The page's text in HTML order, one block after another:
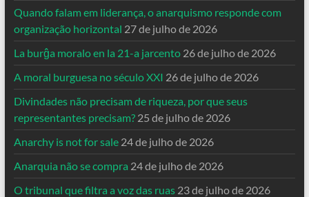
Quando falam em liderança, o anarquismo responde com
organização horizontal 27 de julho de 2026
La burĝa moralo en la 21-a jarcento 26 de julho de 2026
A moral burguesa no século XXI 26 de julho de 2026
Divindades não precisam de riqueza, por que seus
representantes precisam? 25 de julho de 2026
Anarchy is not for sale 24 de julho de 2026
Anarquia não se compra 24 de julho de 2026
O tribunal que filtra a voz das ruas 23 de julho de 2026